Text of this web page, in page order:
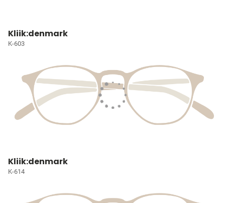
Kliik:denmark
K-603
Kliik:denmark
K-614